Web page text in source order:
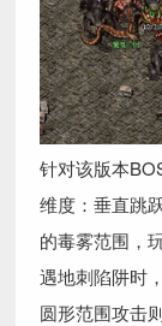
针对该版本
维度：垂直跳
的毒雾范围，
遇地刺陷阱时
圆形范围攻击